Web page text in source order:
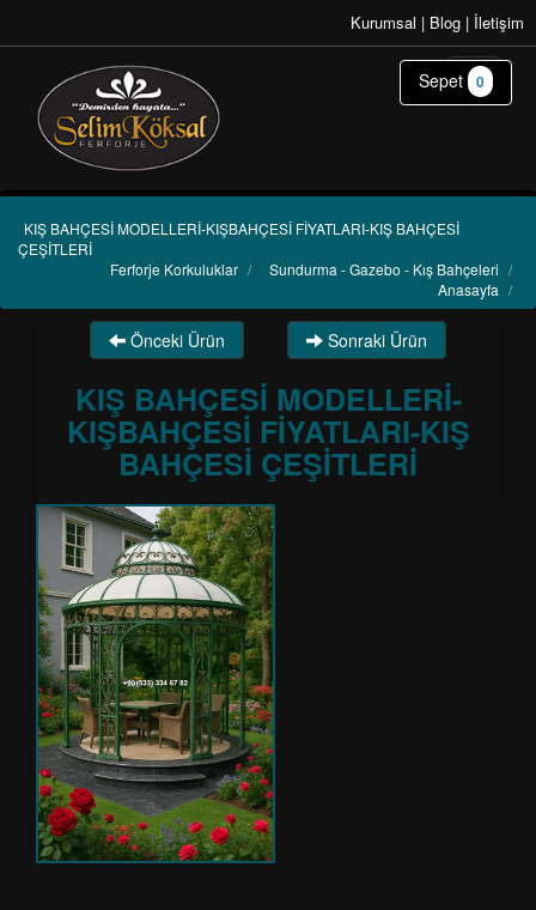
Kurumsal | Blog | İletişim
KIŞ BAHÇESİ MODELLERİ-KIŞBAHÇESİ FİYATLARI-KIŞ BAHÇESİ
ÇEŞİTLERİ
Sundurma - Gazebo - Kış Bahçeleri /
Ferforje Korkuluklar /
Anasayfa /
Önceki Ürün Sonraki Ürün
KIŞ BAHÇESİ MODELLERİ-
KIŞBAHÇESİ FİYATLARI-KIŞ
BAHÇESİ ÇEŞİTLERİ
Sepet 0